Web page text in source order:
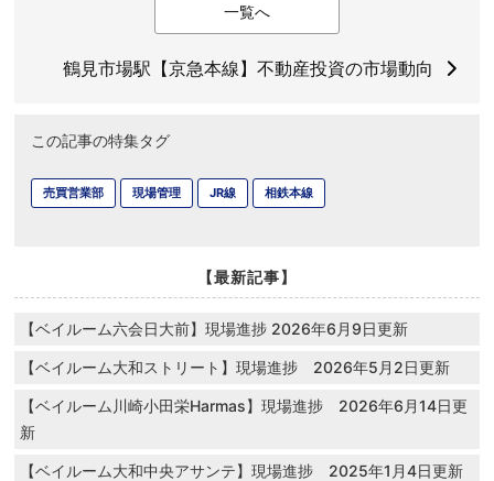
一覧へ
鶴見市場駅【京急本線】不動産投資の市場動向
この記事の特集タグ
売買営業部 現場管理 JR線 相鉄本線
【最新記事】
【ベイルーム六会日大前】現場進捗 2026年6月9日更新
【ベイルーム大和ストリート】現場進捗 2026年5月2日更新
【ベイルーム川崎小田栄Harmas】現場進捗 2026年6月14日更
新
【ベイルーム大和中央アサンテ】現場進捗 2025年1月4日更新